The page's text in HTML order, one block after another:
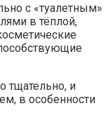
с «туалетным»
в тёплой,
тщательно, и
в особенности